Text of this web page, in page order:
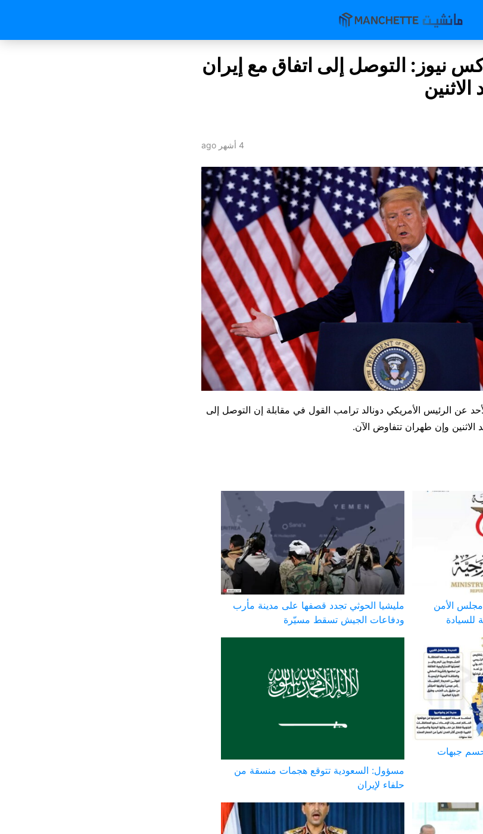
نيوز: التوصل إلى اتفاق مع إيران
4 أشهر ago
عن ⁠الرئيس ​الأمريكي ​دونالد ترامب القول ​في ​مقابلة إن التوصل ‌إلى
​وإن ⁠طهران ⁠تتفاوض ​الآن.
مجلس الأمن
للسيادة
مليشيا الحوثي تجدد قصفها على مدينة مأرب
ودفاعات الجيش تسقط مسيّرة
جبهات
مسؤول: السعودية تتوقع هجمات منسقة من
حلفاء لإيران